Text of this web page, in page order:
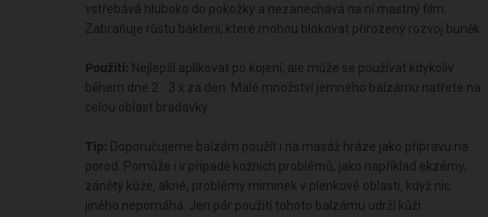
vstřebává hluboko do pokožky a nezanechává na ní mastný film.
Zabraňuje růstu bakterií, které mohou blokovat přirozený rozvoj buněk.
Použití: Nejlepší aplikovat po kojení, ale může se používat kdykoliv
během dne 2 - 3 x za den. Malé množství jemného balzámu natřete na
celou oblast bradavky.
Tip: Doporučujeme balzám použít i na masáž hráze jako přípravu na
porod. Pomůže i v případě kožních problémů, jako například ekzémy,
záněty kůže, akné, problémy miminek v plenkové oblasti, když nic
jiného nepomáhá. Jen pár použití tohoto balzámu udrží kůži